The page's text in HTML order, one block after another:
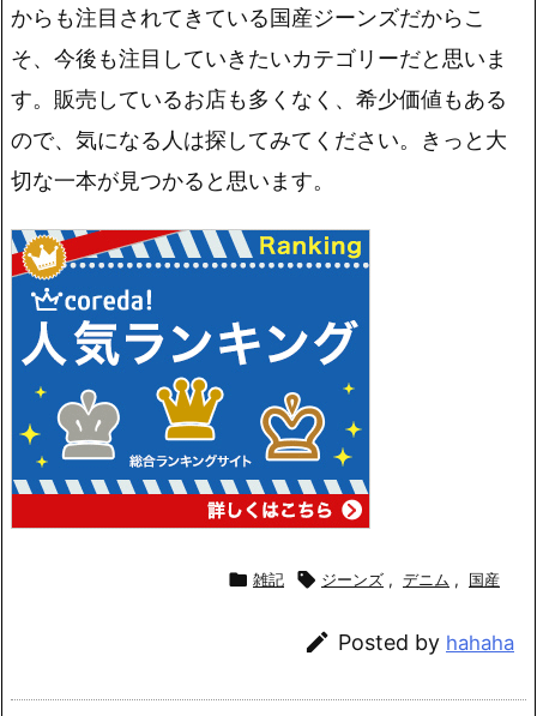
からも注目されてきている国産ジーンズだからこ
そ、今後も注目していきたいカテゴリーだと思いま
す。販売しているお店も多くなく、希少価値もある
ので、気になる人は探してみてください。きっと大
切な一本が見つかると思います。
 雑記  ジーンズ , デニム , 国産
 Posted by hahaha